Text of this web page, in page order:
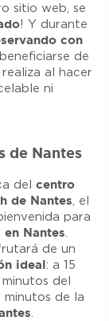
sitio web, se
! Y durante
con
de
al hacer
ni
de Nantes
del centro
de Nantes, el
para
Nantes.
de un
ideal: a 15
minutos del
de la
.